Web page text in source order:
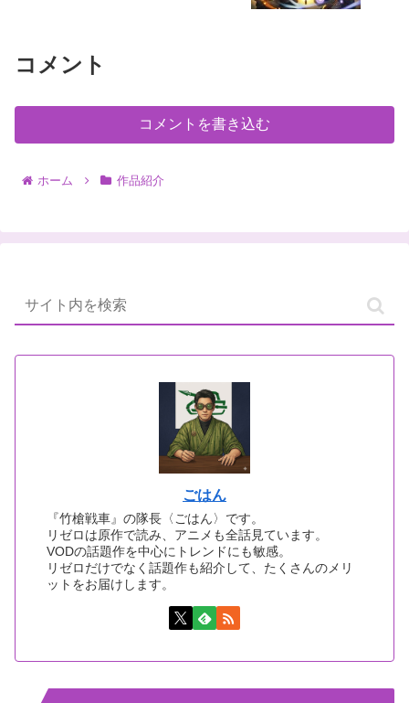
コメント
コメントを書き込む
ホーム 作品紹介
ごはん
『竹槍戦車』の隊長〈ごはん〉です。
リゼロは原作で読み、アニメも全話見ています。
VODの話題作を中心にトレンドにも敏感。
リゼロだけでなく話題作も紹介して、たくさんのメリ
ットをお届けします。